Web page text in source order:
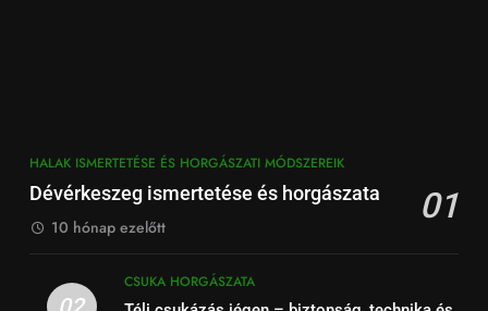
HALAK ISMERTETÉSE ÉS HORGÁSZATI MÓDSZEREIK
Dévérkeszeg ismertetése és horgászata 01
10 hónap ezelőtt
CSUKA HORGÁSZATA